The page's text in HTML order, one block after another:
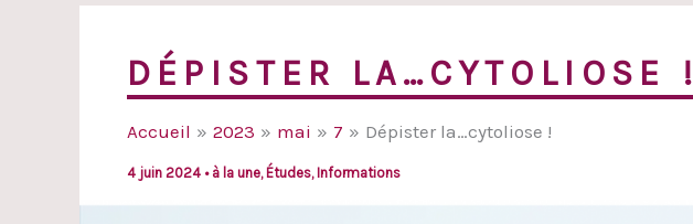
DÉPISTER LA…CYTOLIOSE !
Accueil 2023 mai 7 Dépister la…cytoliose !
4 juin 2024 • à la une, Études, Informations